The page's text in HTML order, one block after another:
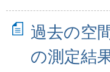
過去の空
の測定結